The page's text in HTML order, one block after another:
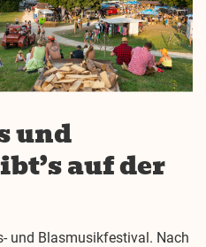
und
auf der
und Blasmusikfestival. Nach